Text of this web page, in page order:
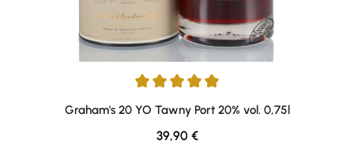
Durchschnittliche Bewertung von 5 von 5 Sternen
Graham's 20 YO Tawny Port 20% vol. 0,75l
Regulärer Preis:
39,90 €